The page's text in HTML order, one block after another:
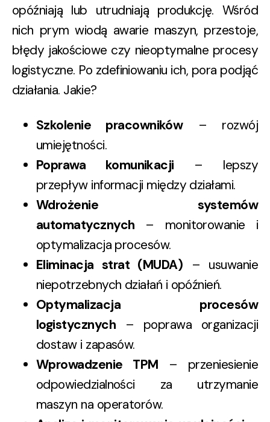
opóźniają lub utrudniają produkcję. Wśród
nich prym wiodą awarie maszyn, przestoje,
błędy jakościowe czy nieoptymalne procesy
logistyczne. Po zdefiniowaniu ich, pora podjąć
działania. Jakie?
Szkolenie pracowników– rozwój
umiejętności.
Poprawa komunikacji – lepszy
przepływ informacji między działami.
Wdrożenie systemów
automatycznych – monitorowanie i
optymalizacja procesów.
Eliminacja strat (MUDA) – usuwanie
niepotrzebnych działań i opóźnień.
Optymalizacja procesów
logistycznych– poprawa organizacji
dostaw i zapasów.
Wprowadzenie TPM – przeniesienie
odpowiedzialności za utrzymanie
maszyn na operatorów.